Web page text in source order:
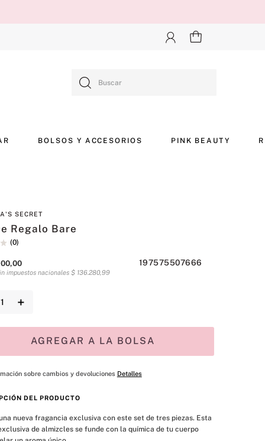
BOLSOS Y ACCESORIOS PINK BEAUTY
SECRET
Regalo Bare
(0)
,00 197575507666
impuestos nacionales $ 136.280,99
＋
AGREGAR A LA BOLSA
sobre cambios y devoluciones Detalles
DEL PRODUCTO
de almizcles se funde con la química de tu cuerpo